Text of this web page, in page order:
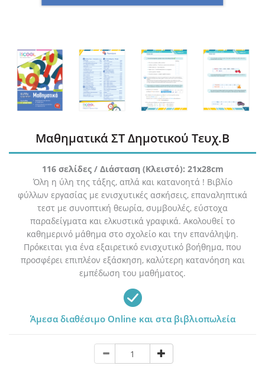
Μαθηματικά ΣΤ Δημοτικού Τευχ.Β
116 σελίδες / Διάσταση (Κλειστό): 21x28cm
Όλη η ύλη της τάξης, απλά και κατανοητά ! Βιβλίο
φύλλων εργασίας με ενισχυτικές ασκήσεις, επαναληπτικά
τεστ με συνοπτική θεωρία, συμβουλές, εύστοχα
παραδείγματα και ελκυστικά γραφικά. Ακολουθεί το
καθημερινό μάθημα στο σχολείο και την επανάληψη.
Πρόκειται για ένα εξαιρετικό ενισχυτικό βοήθημα, που
προσφέρει επιπλέον εξάσκηση, καλύτερη κατανόηση και
εμπέδωση του μαθήματος.
Άμεσα διαθέσιμο Online και στα βιβλιοπωλεία